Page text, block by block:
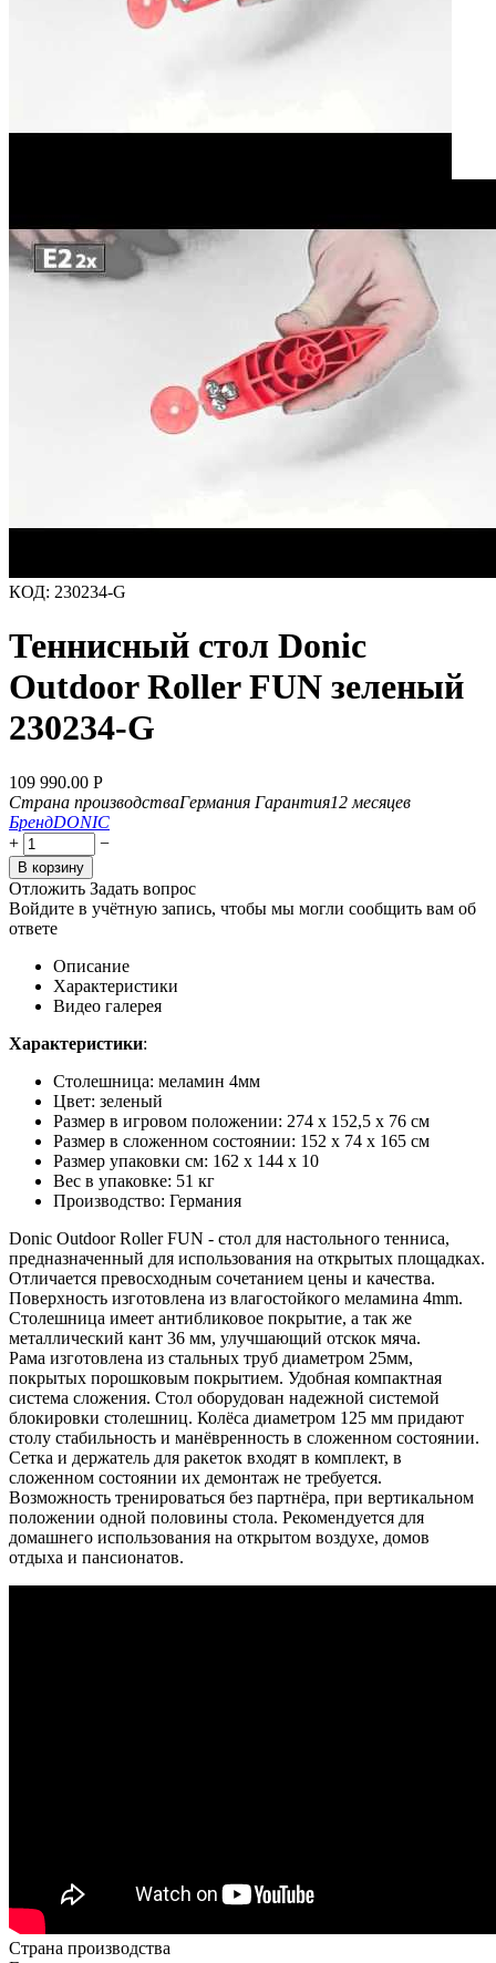
КОД: 230234-G
Теннисный стол Donic
Outdoor Roller FUN зеленый
230234-G
109 990.00 Р
Страна производстваГермания Гарантия12 месяцев
БрендDONIC
+
−
В корзину
Отложить Задать вопрос
Войдите в учётную запись, чтобы мы могли сообщить вам об
ответе
Описание
Характеристики
Видео галерея
Характеристики:
Столешница: меламин 4мм
Цвет: зеленый
Размер в игровом положении: 274 х 152,5 х 76 см
Размер в сложенном состоянии: 152 х 74 х 165 см
Размер упаковки см: 162 х 144 х 10
Вес в упаковке: 51 кг
Производство: Германия
Donic Outdoor Roller FUN - стол для настольного тенниса,
предназначенный для использования на открытых площадках.
Отличается превосходным сочетанием цены и качества.
Поверхность изготовлена из влагостойкого меламина 4mm.
Столешница имеет антибликовое покрытие, а так же
металлический кант 36 мм, улучшающий отскок мяча.
Рама изготовлена из стальных труб диаметром 25мм,
покрытых порошковым покрытием. Удобная компактная
система сложения. Стол оборудован надежной системой
блокировки столешниц. Колёса диаметром 125 мм придают
столу стабильность и манёвренность в сложенном состоянии.
Сетка и держатель для ракеток входят в комплект, в
сложенном состоянии их демонтаж не требуется.
Возможность тренироваться без партнёра, при вертикальном
положении одной половины стола. Рекомендуется для
домашнего использования на открытом воздухе, домов
отдыха и пансионатов.
Страна производства